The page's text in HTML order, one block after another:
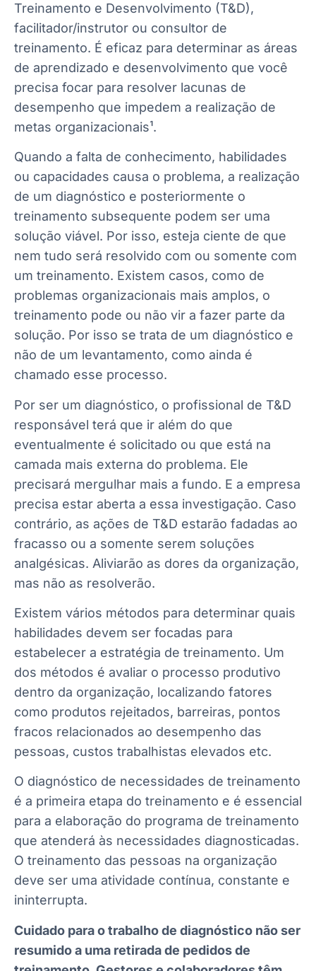
Treinamento e Desenvolvimento (T&D),
facilitador/instrutor ou consultor de
treinamento. É eficaz para determinar as áreas
de aprendizado e desenvolvimento que você
precisa focar para resolver lacunas de
desempenho que impedem a realização de
metas organizacionais¹.
Quando a falta de conhecimento, habilidades
ou capacidades causa o problema, a realização
de um diagnóstico e posteriormente o
treinamento subsequente podem ser uma
solução viável. Por isso, esteja ciente de que
nem tudo será resolvido com ou somente com
um treinamento. Existem casos, como de
problemas organizacionais mais amplos, o
treinamento pode ou não vir a fazer parte da
solução. Por isso se trata de um diagnóstico e
não de um levantamento, como ainda é
chamado esse processo.
Por ser um diagnóstico, o profissional de T&D
responsável terá que ir além do que
eventualmente é solicitado ou que está na
camada mais externa do problema. Ele
precisará mergulhar mais a fundo. E a empresa
precisa estar aberta a essa investigação. Caso
contrário, as ações de T&D estarão fadadas ao
fracasso ou a somente serem soluções
analgésicas. Aliviarão as dores da organização,
mas não as resolverão.
Existem vários métodos para determinar quais
habilidades devem ser focadas para
estabelecer a estratégia de treinamento. Um
dos métodos é avaliar o processo produtivo
dentro da organização, localizando fatores
como produtos rejeitados, barreiras, pontos
fracos relacionados ao desempenho das
pessoas, custos trabalhistas elevados etc.
O diagnóstico de necessidades de treinamento
é a primeira etapa do treinamento e é essencial
para a elaboração do programa de treinamento
que atenderá às necessidades diagnosticadas.
O treinamento das pessoas na organização
deve ser uma atividade contínua, constante e
ininterrupta.
Cuidado para o trabalho de diagnóstico não ser
resumido a uma retirada de pedidos de